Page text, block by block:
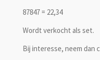
87847 = 22,34
Wordt verkocht als set.
Bij interesse, neem dan